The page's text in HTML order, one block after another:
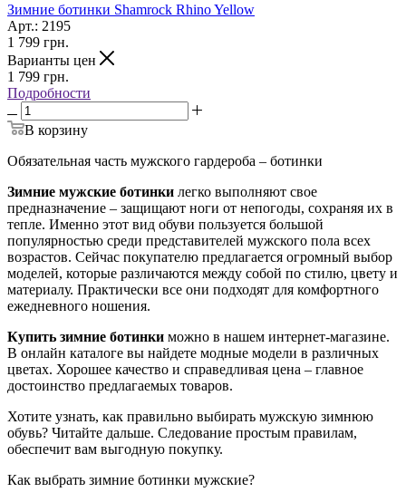
Зимние ботинки Shamrock Rhino Yellow
Арт.: 2195
1 799 грн.
Варианты цен
1 799 грн.
Подробности
В корзину
Обязательная часть мужского гардероба – ботинки
Зимние мужские ботинки легко выполняют свое
предназначение – защищают ноги от непогоды, сохраняя их в
тепле. Именно этот вид обуви пользуется большой
популярностью среди представителей мужского пола всех
возрастов. Сейчас покупателю предлагается огромный выбор
моделей, которые различаются между собой по стилю, цвету и
материалу. Практически все они подходят для комфортного
ежедневного ношения.
Купить зимние ботинки можно в нашем интернет-магазине.
В онлайн каталоге вы найдете модные модели в различных
цветах. Хорошее качество и справедливая цена – главное
достоинство предлагаемых товаров.
Хотите узнать, как правильно выбирать мужскую зимнюю
обувь? Читайте дальше. Следование простым правилам,
обеспечит вам выгодную покупку.
Как выбрать зимние ботинки мужские?